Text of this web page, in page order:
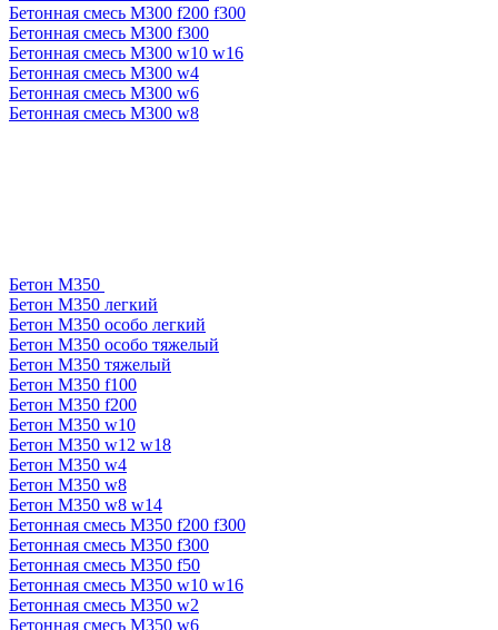
Бетонная смесь М300 f200 f300
Бетонная смесь М300 f300
Бетонная смесь М300 w10 w16
Бетонная смесь М300 w4
Бетонная смесь М300 w6
Бетонная смесь М300 w8
Бетон М350
Бетон М350 легкий
Бетон М350 особо легкий
Бетон М350 особо тяжелый
Бетон М350 тяжелый
Бетон М350 f100
Бетон М350 f200
Бетон М350 w10
Бетон М350 w12 w18
Бетон М350 w4
Бетон М350 w8
Бетон М350 w8 w14
Бетонная смесь М350 f200 f300
Бетонная смесь М350 f300
Бетонная смесь М350 f50
Бетонная смесь М350 w10 w16
Бетонная смесь М350 w2
Бетонная смесь М350 w6